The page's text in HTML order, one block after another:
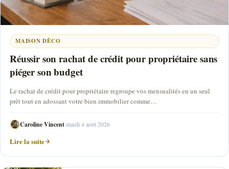
MAISON DÉCO
Réussir son rachat de crédit pour propriétaire sans
piéger son budget
Le rachat de crédit pour propriétaire regroupe vos mensualités en un seul
prêt tout en adossant votre bien immobilier comme…
Caroline Vincent·mardi 4 août 2026
Lire la suite